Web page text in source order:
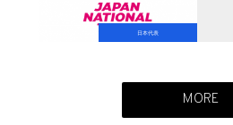
日本代表
MORE